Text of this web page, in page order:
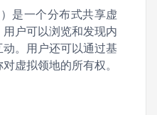
是一个分布式共享虚
户可以浏览和发现内
。用户还可以通过基
虚拟领地的所有权。